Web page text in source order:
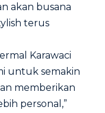
akan busana
terus
Karawaci
untuk semakin
memberikan
personal,”